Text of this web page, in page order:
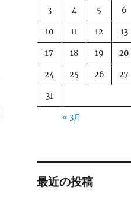
3 4 5 6
10 11 12 13
17 18 19 20
24 25 26 27
31
« 3月
最近の投稿